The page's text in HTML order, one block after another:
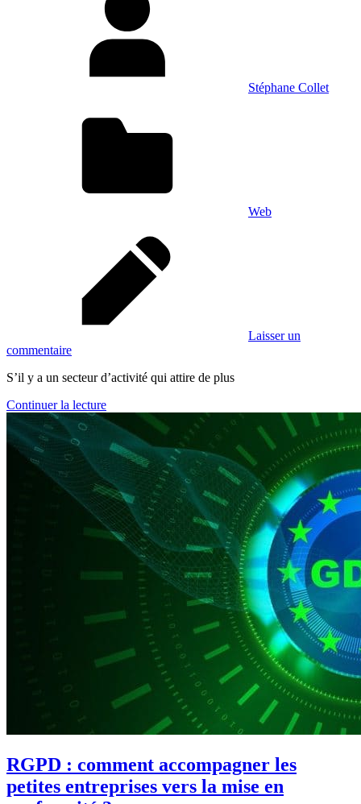
Stéphane Collet
Web
Laisser un
commentaire
S’il y a un secteur d’activité qui attire de plus
Continuer la lecture
RGPD : comment accompagner les
petites entreprises vers la mise en